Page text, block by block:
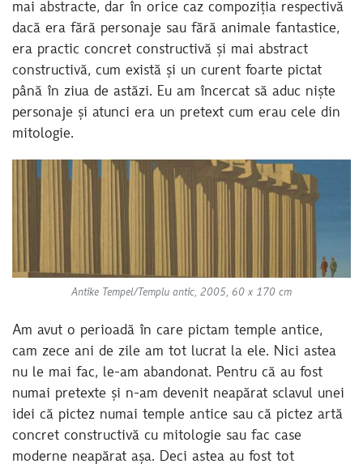
mai abstracte, dar în orice caz compoziția respectivă
dacă era fără personaje sau fără animale fantastice,
era practic concret constructivă și mai abstract
constructivă, cum există și un curent foarte pictat
până în ziua de astăzi. Eu am încercat să aduc niște
personaje și atunci era un pretext cum erau cele din
mitologie.
Antike Tempel/Templu antic, 2005, 60 x 170 cm
Am avut o perioadă în care pictam temple antice,
cam zece ani de zile am tot lucrat la ele. Nici astea
nu le mai fac, le-am abandonat. Pentru că au fost
numai pretexte și n-am devenit neapărat sclavul unei
idei că pictez numai temple antice sau că pictez artă
concret constructivă cu mitologie sau fac case
moderne neapărat așa. Deci astea au fost tot